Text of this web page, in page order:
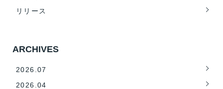
リリース
ARCHIVES
2026.07
2026.04